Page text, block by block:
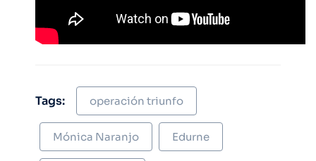
Tags: operación triunfo
Mónica Naranjo Edurne